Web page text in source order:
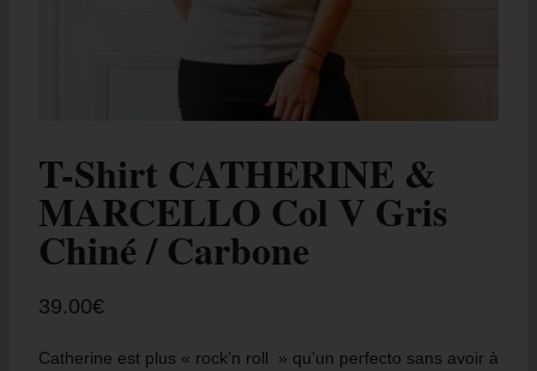
T-Shirt CATHERINE &
MARCELLO Col V Gris
Chiné / Carbone
39.00€
Catherine est plus « rock’n roll » qu’un perfecto sans avoir à